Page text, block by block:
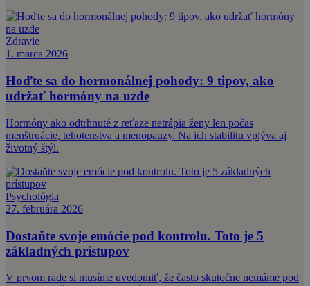
Zdravie
1. marca 2026
Hoďte sa do hormonálnej pohody: 9 tipov, ako
udržať hormóny na uzde
Hormóny ako odtrhnuté z reťaze netrápia ženy len počas
menštruácie, tehotenstva a menopauzy. Na ich stabilitu vplýva aj
životný štýl.
Psychológia
27. februára 2026
Dostaňte svoje emócie pod kontrolu. Toto je 5
základných prístupov
V prvom rade si musíme uvedomiť, že často skutočne nemáme pod